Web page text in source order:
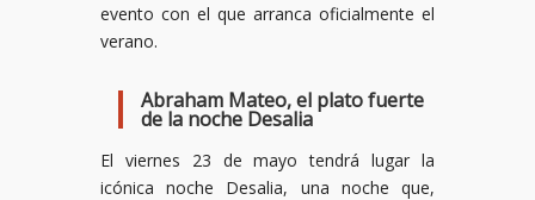
evento con el que arranca oficialmente el
verano.
Abraham Mateo, el plato fuerte
de la noche Desalia
El viernes 23 de mayo tendrá lugar la
icónica noche Desalia, una noche que,